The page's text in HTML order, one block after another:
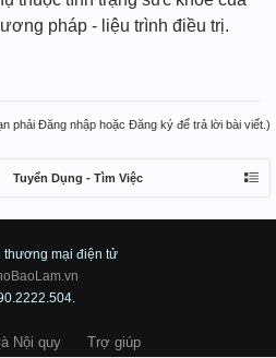
pháp - liệu trình điều trị.
phải Đăng nhập hoặc Đăng ký để trả lời bài viết.)
Tuyển Dụng - Tìm Việc
thương mại điện tử
Nội quy Trợ giúp